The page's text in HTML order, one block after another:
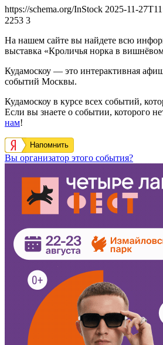
https://schema.org/InStock 2025-11-
2253 3
На нашем сайте вы найдете всю
выставка «Кроличья норка в
Кудамоскоу — это интерактивная
событий Москвы.
Кудамоскоу в курсе всех событий,
Если вы знаете о событии, которого
нам!
Напомнить
Вы организатор этого события?